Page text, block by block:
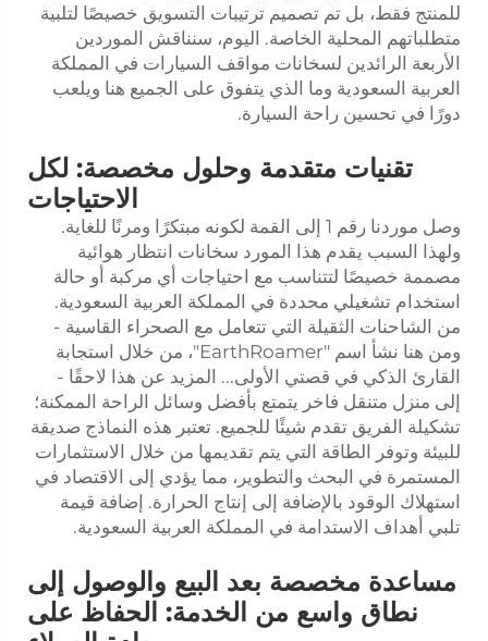
للمنتج فقط، بل تم تصميم ترتيبات التسويق خصيصًا لتلبية
متطلباتهم المحلية الخاصة. اليوم، سنناقش الموردين
الأربعة الرائدين لسخانات مواقف السيارات في المملكة
العربية السعودية وما الذي يتفوق على الجميع هنا ويلعب
دورًا في تحسين راحة السيارة.
تقنيات متقدمة وحلول مخصصة: لكل
الاحتياجات
وصل موردنا رقم 1 إلى القمة لكونه مبتكرًا ومرنًا للغاية.
ولهذا السبب يقدم هذا المورد سخانات انتظار هوائية
مصممة خصيصًا لتتناسب مع احتياجات أي مركبة أو حالة
استخدام تشغيلي محددة في المملكة العربية السعودية.
من الشاحنات الثقيلة التي تتعامل مع الصحراء القاسية -
ومن هنا نشأ اسم "EarthRoamer"، من خلال استجابة
القارئ الذكي في قصتي الأولى... المزيد عن هذا لاحقًا -
إلى منزل متنقل فاخر يتمتع بأفضل وسائل الراحة الممكنة؛
تشكيلة الفريق تقدم شيئًا للجميع. تعتبر هذه النماذج صديقة
للبيئة وتوفر الطاقة التي يتم تقديمها من خلال الاستثمارات
المستمرة في البحث والتطوير، مما يؤدي إلى الاقتصاد في
استهلاك الوقود بالإضافة إلى إنتاج الحرارة. إضافة قيمة
تلبي أهداف الاستدامة في المملكة العربية السعودية.
مساعدة مخصصة بعد البيع والوصول إلى
نطاق واسع من الخدمة: الحفاظ على